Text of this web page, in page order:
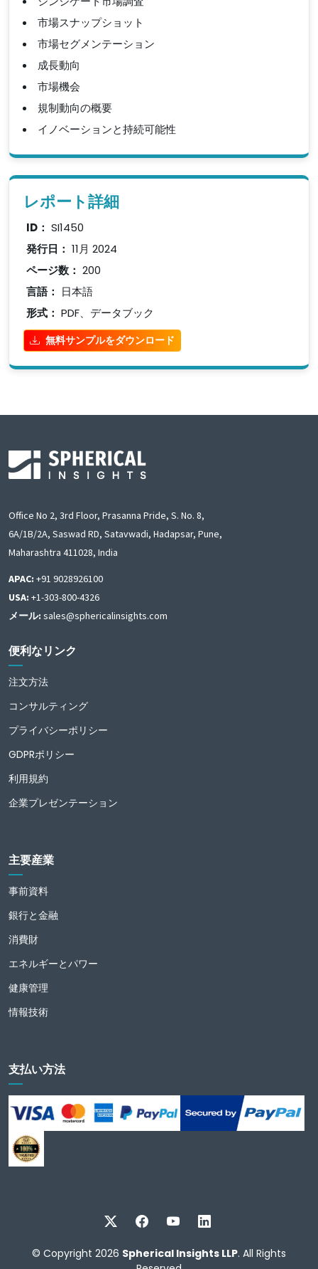
市場スナップショット
市場セグメンテーション
成長動向
市場機会
規制動向の概要
イノベーションと持続可能性
レポート詳細
ID： SI1450
発行日： 11月 2024
ページ数： 200
言語： 日本語
形式： PDF、データブック
無料サンプルをダウンロード
Office No 2, 3rd Floor, Prasanna Pride, S. No. 8,
6A/1B/2A, Saswad RD, Satavwadi, Hadapsar, Pune,
Maharashtra 411028, India
APAC: +91 9028926100
USA: +1-303-800-4326
メール: sales@sphericalinsights.com
便利なリンク
注文方法
コンサルティング
プライバシーポリシー
GDPRポリシー
利用規約
企業プレゼンテーション
主要産業
事前資料
銀行と金融
消費財
エネルギーとパワー
健康管理
情報技術
支払い方法
© Copyright 2026 Spherical Insights LLP. All Rights